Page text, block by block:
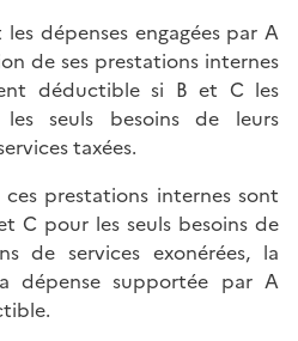
dépenses engagées par A
de ses prestations internes
déductible si B et C les
seuls besoins de leurs
taxées.
ces prestations internes sont
C pour les seuls besoins de
de services exonérées, la
dépense supportée par A